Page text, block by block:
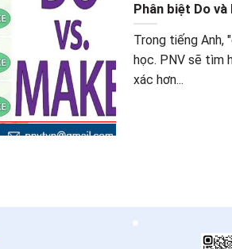
Phân biệt Do
Trong tiếng Anh,
học. PNV sẽ tìm
xác hơn...